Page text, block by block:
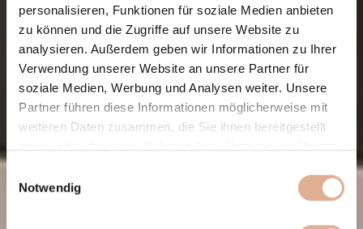
personalisieren, Funktionen für soziale Medien anbieten
zu können und die Zugriffe auf unsere Website zu
analysieren. Außerdem geben wir Informationen zu Ihrer
Verwendung unserer Website an unsere Partner für
soziale Medien, Werbung und Analysen weiter. Unsere
Partner führen diese Informationen möglicherweise mit
weiteren Daten zusammen, die Sie ihnen bereitgestellt
Notwendig